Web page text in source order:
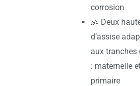
corrosion
👶 Deux
d’assise
aux tranches
: maternelle
primaire